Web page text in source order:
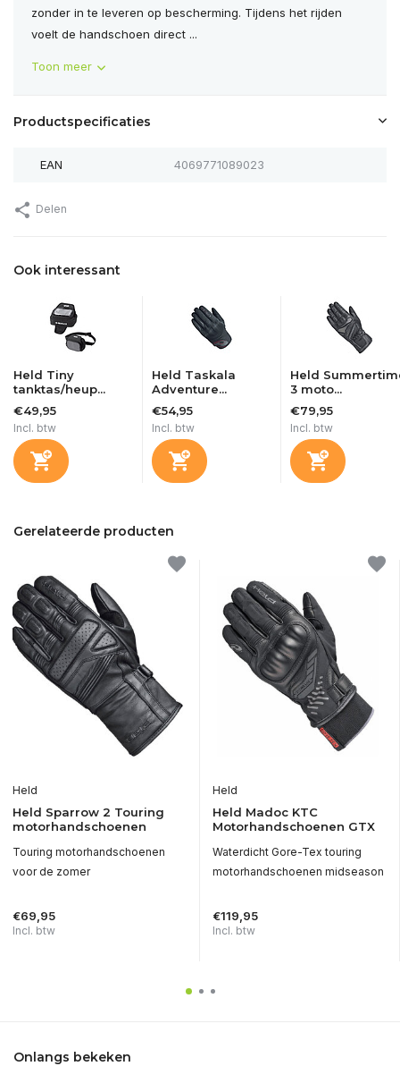
zonder in te leveren op bescherming. Tijdens het rijden
voelt de handschoen direct ...
Toon meer
Productspecificaties
EAN 4069771089023
Delen
Ook interessant
Held Tiny
tanktas/heup...
€49,95
Incl. btw
Held Taskala
Adventure...
€54,95
Incl. btw
Held
3 moto...
€79,95
Incl. btw
Gerelateerde producten
Held
Held Sparrow 2 Touring
motorhandschoenen
Touring motorhandschoenen
voor de zomer
€69,95
Incl. btw
Held
Held Madoc KTC
Motorhandschoenen GTX
Waterdicht Gore-Tex touring
motorhandschoenen midseason
€119,95
Incl. btw
Onlangs bekeken